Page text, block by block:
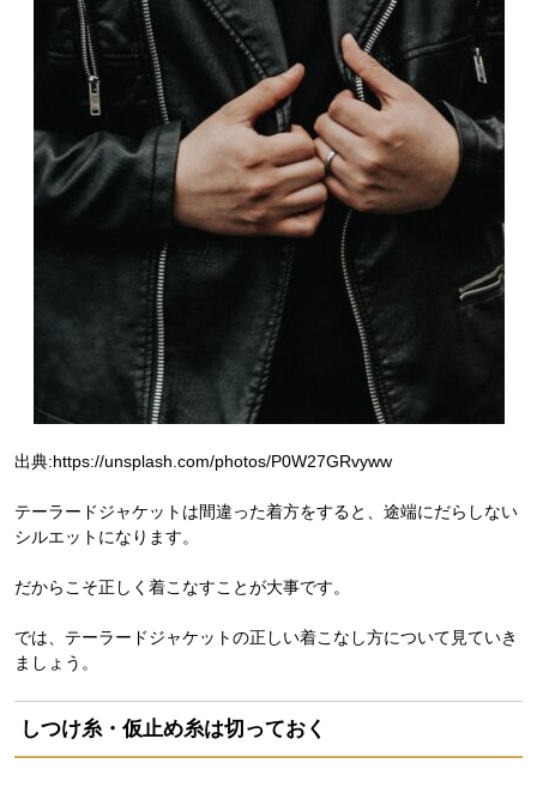
出典:https://unsplash.com/photos/P0W27GRvyww
テーラードジャケットは間違った着方をすると、途端にだらしない
シルエットになります。
だからこそ正しく着こなすことが大事です。
では、テーラードジャケットの正しい着こなし方について見ていき
ましょう。
しつけ糸・仮止め糸は切っておく